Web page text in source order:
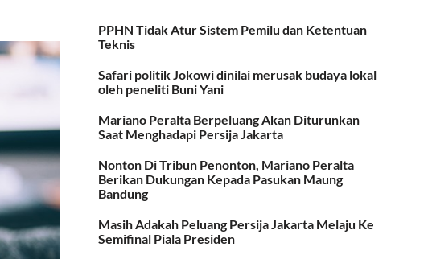
PPHN Tidak Atur Sistem Pemilu dan Ketentuan
Teknis
Safari politik Jokowi dinilai merusak budaya lokal
oleh peneliti Buni Yani
Mariano Peralta Berpeluang Akan Diturunkan
Saat Menghadapi Persija Jakarta
Nonton Di Tribun Penonton, Mariano Peralta
Berikan Dukungan Kepada Pasukan Maung
Bandung
Masih Adakah Peluang Persija Jakarta Melaju Ke
Semifinal Piala Presiden